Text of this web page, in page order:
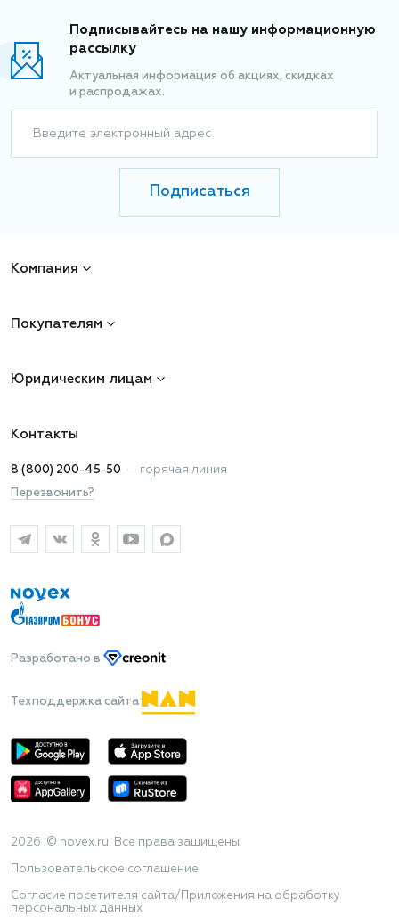
Подписывайтесь на нашу информационную
рассылку
Актуальная информация об акциях, скидках
и распродажах.
Введите электронный адрес
Подписаться
Компания
Покупателям
Юридическим лицам
Контакты
8 (800) 200-45-50 — горячая линия
Перезвонить?
Разработано в
Техподдержка сайта
2026 © novex.ru. Все права защищены
Пользовательское соглашение
Согласие посетителя сайта/Приложения на обработку
персональных данных